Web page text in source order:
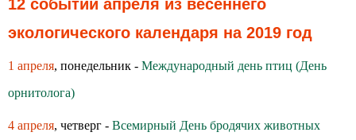
12 событий апреля из весеннего
экологического календаря на 2019 год
1 апреля, понедельник - Международный день птиц (День
орнитолога)
4 апреля, четверг - Всемирный День бродячих животных